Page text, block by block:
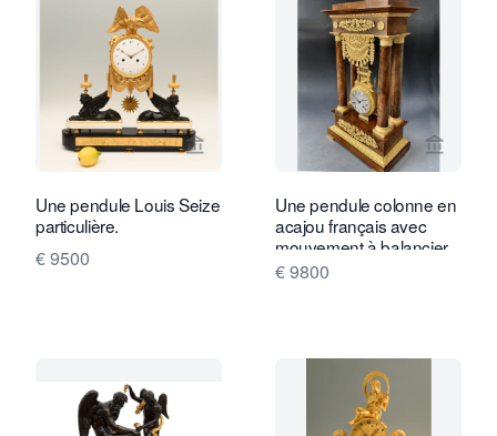
Voir la page vendeur de Limburg
Une pendule Louis Seize
particulière.
€ 9500
Voir la
Une pendule colonne en
acajou français avec
mouvement à balancier
libre, Empire vers 1820-
€ 9800